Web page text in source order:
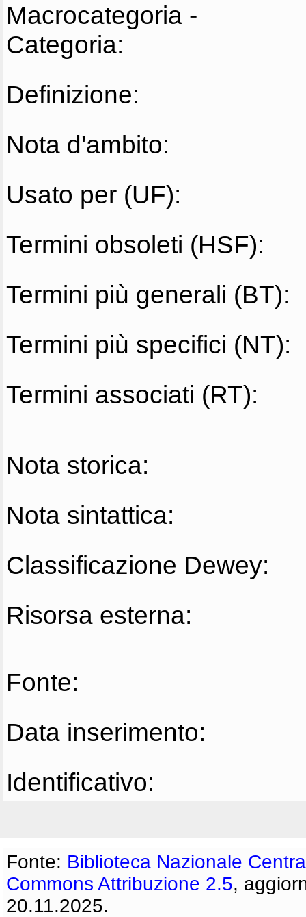
Macrocategoria -
Categoria:
Definizione:
Nota d'ambito:
Usato per (UF):
Termini obsoleti (HSF):
Termini più generali (BT):
Termini più specifici (NT):
Termini associati (RT):
Nota storica:
Nota sintattica:
Classificazione Dewey:
Risorsa esterna:
Fonte:
Data inserimento:
Identificativo:
Fonte: Biblioteca Nazionale
Commons Attribuzione 2.5,
20.11.2025.